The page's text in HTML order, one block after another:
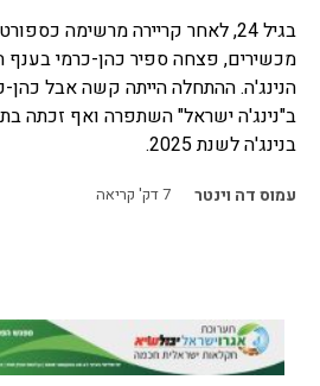
בגיל 24, לאחר קריירה מרשימה
מכשירים, פצחה ספיר כהן-כרמי בענף
הנינג'ה. ההתחלה הייתה קשה אבל
ב"נינג'ה ישראל" השתפרה ואף זכתה
בנינג'ה לשנת 2025.
עמוס דה וינטר 7דק' קריאה